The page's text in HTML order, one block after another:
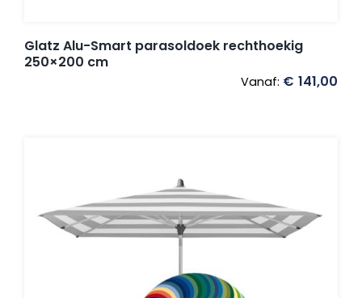
Glatz Alu-Smart parasoldoek rechthoekig
250×200 cm
Vanaf: € 141,00